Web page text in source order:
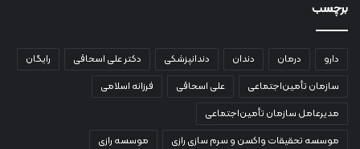
برچسب
دارو درمان دندان دندانپزشکی دکتر علی اسحاقی
رایگان
سازمان تأمین‌اجتماعی
علی اسحاقی
فرزانه اسلامی
مدیرعامل سازمان تأمین‌اجتماعی
موسسه تحقیقات واکسن و سرم سازی رازی
موسسه رازی